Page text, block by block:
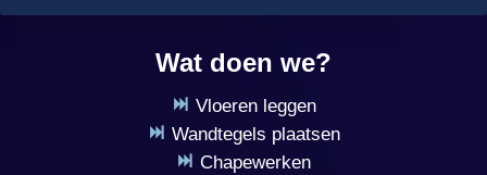
Wat doen we?
Vloeren leggen
Wandtegels plaatsen
Chapewerken